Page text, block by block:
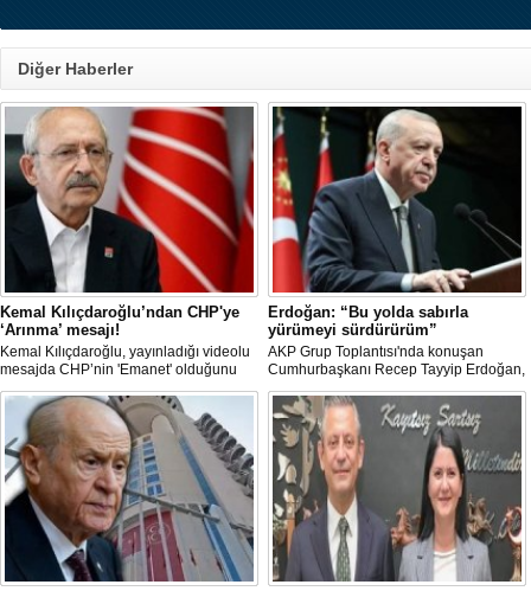
Diğer Haberler
Kemal Kılıçdaroğlu’ndan CHP'ye
‘Arınma’ mesajı!
Kemal Kılıçdaroğlu, yayınladığı videolu
mesajda CHP’nin 'Emanet' olduğunu
vurgulayıp 'Arınma' ve 'İç Muhasebe'
ifadelerini kullandı. Açıklamalarda Parti
içi süreçlere ve Yargı tartışmalarına
doğrudan değinilmemesi dikkat çekti.
Erdoğan: “Bu yolda sabırla
yürümeyi sürdürürüm”
AKP Grup Toplantısı'nda konuşan
Cumhurbaşkanı Recep Tayyip Erdoğan,
"Tek başıma kalsam dâhi 'Bu yol hak
yoludur, dönmek bilmez yürürüm' der,
bu yolda sabırla yürümeyi sürdürürüm"
dedi.